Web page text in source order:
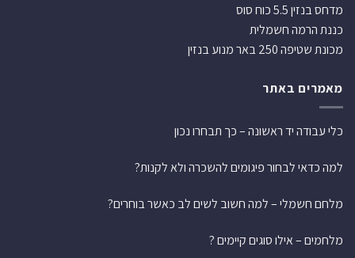
מדחס בנזין 5.5 כוח סוס
כננת הרמה חשמלית
מכונת שטיפה 250 באר מנוע בנזין
מאמרים באתר
כלי עבודה יד ראשונה – כך תבחרו נכון
למה כדאי לבחור פיגומים להשכרה ולא לקנות?
מלחם חשמלי – למה חשוב לשים לב כאשר בוחרים?
מלחמים – אילו סוגים קיימים ?